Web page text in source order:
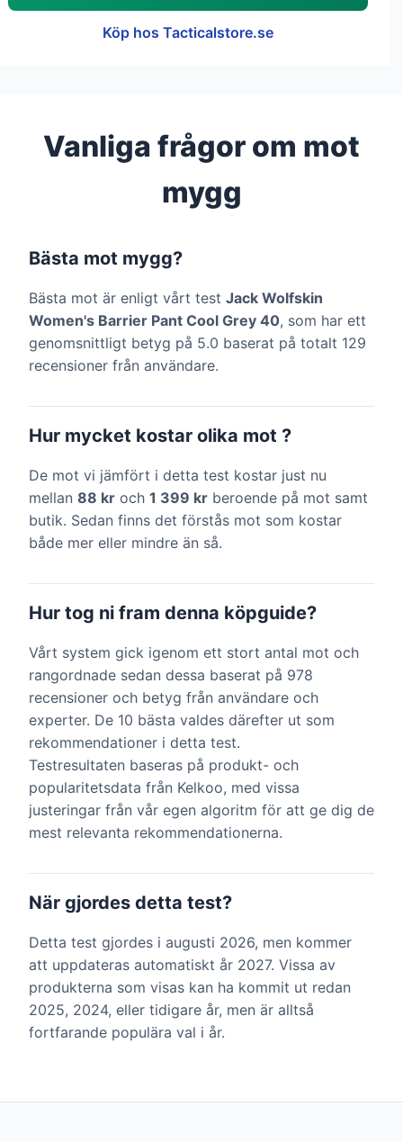
Köp hos Tacticalstore.se
Vanliga frågor om mot
mygg
Bästa mot mygg?
Bästa mot är enligt vårt test Jack Wolfskin
Women's Barrier Pant Cool Grey 40, som har ett
genomsnittligt betyg på 5.0 baserat på totalt 129
recensioner från användare.
Hur mycket kostar olika mot ?
De mot vi jämfört i detta test kostar just nu
mellan 88 kr och 1 399 kr beroende på mot samt
butik. Sedan finns det förstås mot som kostar
både mer eller mindre än så.
Hur tog ni fram denna köpguide?
Vårt system gick igenom ett stort antal mot och
rangordnade sedan dessa baserat på 978
recensioner och betyg från användare och
experter. De 10 bästa valdes därefter ut som
rekommendationer i detta test.
Testresultaten baseras på produkt- och
popularitetsdata från Kelkoo, med vissa
justeringar från vår egen algoritm för att ge dig de
mest relevanta rekommendationerna.
När gjordes detta test?
Detta test gjordes i augusti 2026, men kommer
att uppdateras automatiskt år 2027. Vissa av
produkterna som visas kan ha kommit ut redan
2025, 2024, eller tidigare år, men är alltså
fortfarande populära val i år.